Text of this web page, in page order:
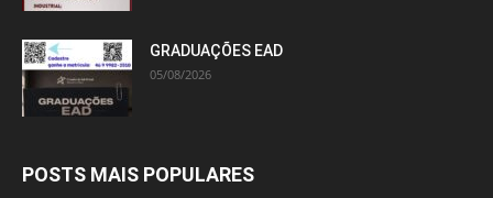
GRADUAÇÕES EAD
05/08/2026
POSTS MAIS POPULARES